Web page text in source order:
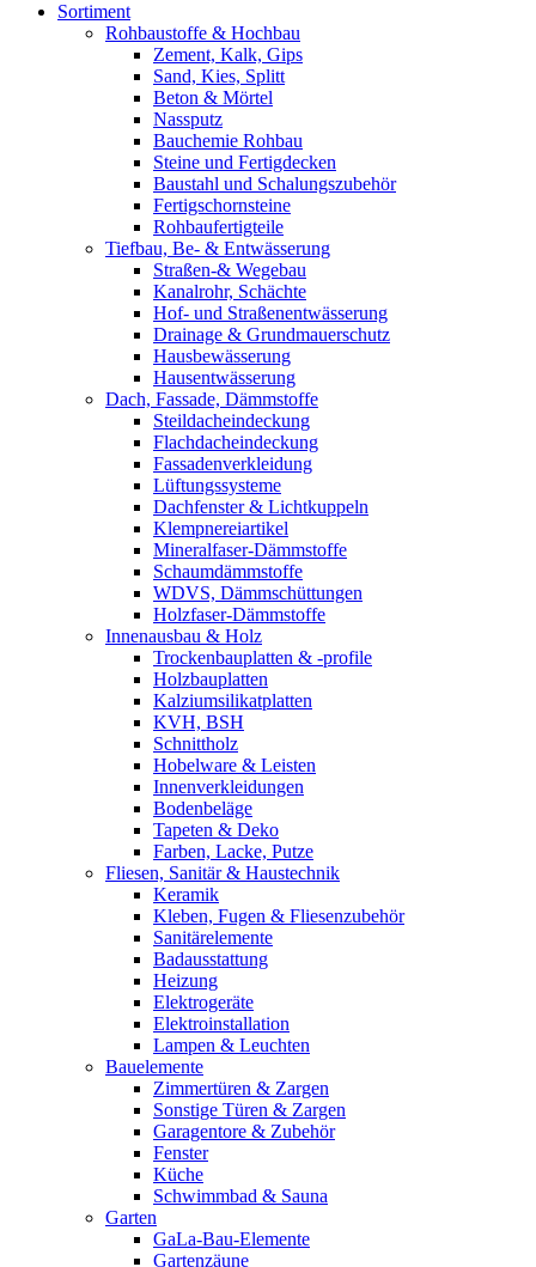
Sortiment
Rohbaustoffe & Hochbau
Zement, Kalk, Gips
Sand, Kies, Splitt
Beton & Mörtel
Nassputz
Bauchemie Rohbau
Steine und Fertigdecken
Baustahl und Schalungszubehör
Fertigschornsteine
Rohbaufertigteile
Tiefbau, Be- & Entwässerung
Straßen-& Wegebau
Kanalrohr, Schächte
Hof- und Straßenentwässerung
Drainage & Grundmauerschutz
Hausbewässerung
Hausentwässerung
Dach, Fassade, Dämmstoffe
Steildacheindeckung
Flachdacheindeckung
Fassadenverkleidung
Lüftungssysteme
Dachfenster & Lichtkuppeln
Klempnereiartikel
Mineralfaser-Dämmstoffe
Schaumdämmstoffe
WDVS, Dämmschüttungen
Holzfaser-Dämmstoffe
Innenausbau & Holz
Trockenbauplatten & -profile
Holzbauplatten
Kalziumsilikatplatten
KVH, BSH
Schnittholz
Hobelware & Leisten
Innenverkleidungen
Bodenbeläge
Tapeten & Deko
Farben, Lacke, Putze
Fliesen, Sanitär & Haustechnik
Keramik
Kleben, Fugen & Fliesenzubehör
Sanitärelemente
Badausstattung
Heizung
Elektrogeräte
Elektroinstallation
Lampen & Leuchten
Bauelemente
Zimmertüren & Zargen
Sonstige Türen & Zargen
Garagentore & Zubehör
Fenster
Küche
Schwimmbad & Sauna
Garten
GaLa-Bau-Elemente
Gartenzäune